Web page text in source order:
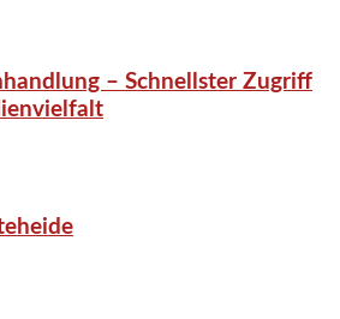
– Schnellster Zugriff